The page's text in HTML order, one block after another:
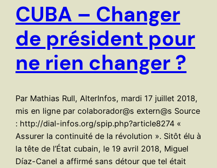
CUBA – Changer
de président pour
ne rien changer ?
Par Mathias Rull, AlterInfos, mardi 17 juillet 2018,
mis en ligne par colaborador@s extern@s Source
: http://dial-infos.org/spip.php?article8274 «
Assurer la continuité de la révolution ». Sitôt élu à
la tête de l’État cubain, le 19 avril 2018, Miguel
Díaz-Canel a affirmé sans détour que tel était